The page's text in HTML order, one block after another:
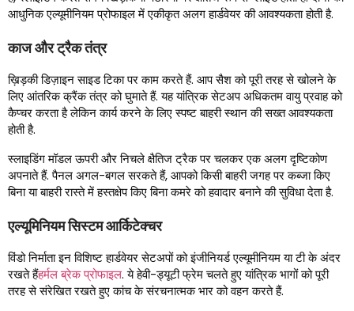
आधुनिक एल्यूमीनियम प्रोफाइल में एकीकृत अलग हार्डवेयर की आवश्यकता होती है.
काज और ट्रैक तंत्र
ख़िड़की डिज़ाइन साइड टिका पर काम करते हैं. आप सैश को पूरी तरह से खोलने के
लिए आंतरिक क्रैंक तंत्र को घुमाते हैं. यह यांत्रिक सेटअप अधिकतम वायु प्रवाह को
कैप्चर करता है लेकिन कार्य करने के लिए स्पष्ट बाहरी स्थान की सख्त आवश्यकता
होती है.
स्लाइडिंग मॉडल ऊपरी और निचले क्षैतिज ट्रैक पर चलकर एक अलग दृष्टिकोण
अपनाते हैं. पैनल अगल-बगल सरकते हैं, आपको किसी बाहरी जगह पर कब्जा किए
बिना या बाहरी रास्ते में हस्तक्षेप किए बिना कमरे को हवादार बनाने की सुविधा देता है.
एल्यूमिनियम सिस्टम आर्किटेक्चर
विंडो निर्माता इन विशिष्ट हार्डवेयर सेटअपों को इंजीनियर्ड एल्यूमीनियम या टी के अंदर
रखते हैंहर्मल ब्रेक प्रोफाइल. ये हेवी-ड्यूटी फ्रेम चलते हुए यांत्रिक भागों को पूरी
तरह से संरेखित रखते हुए कांच के संरचनात्मक भार को वहन करते हैं.